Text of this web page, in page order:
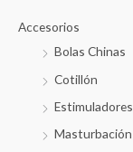
Accesorios
Bolas Chinas
Cotillón
Estimuladores
Masturbación